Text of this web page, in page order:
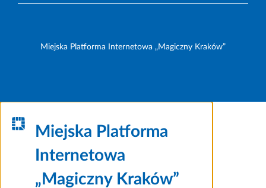
Miejska Platforma Internetowa „Magiczny Kraków”
Miejska Platforma
Internetowa
„Magiczny Kraków”